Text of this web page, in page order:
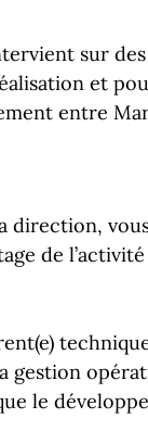
sur
et
entre
direction,
de
gestion
le